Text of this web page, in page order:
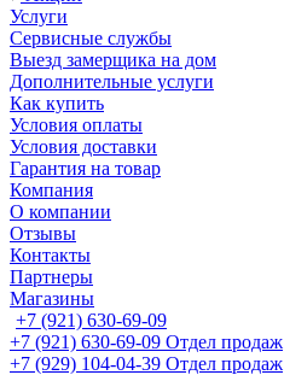
Услуги
Сервисные службы
Выезд замерщика на дом
Дополнительные услуги
Как купить
Условия оплаты
Условия доставки
Гарантия на товар
Компания
О компании
Отзывы
Контакты
Партнеры
Магазины
+7 (921) 630-69-09
+7 (921) 630-69-09 Отдел продаж
+7 (929) 104-04-39 Отдел продаж